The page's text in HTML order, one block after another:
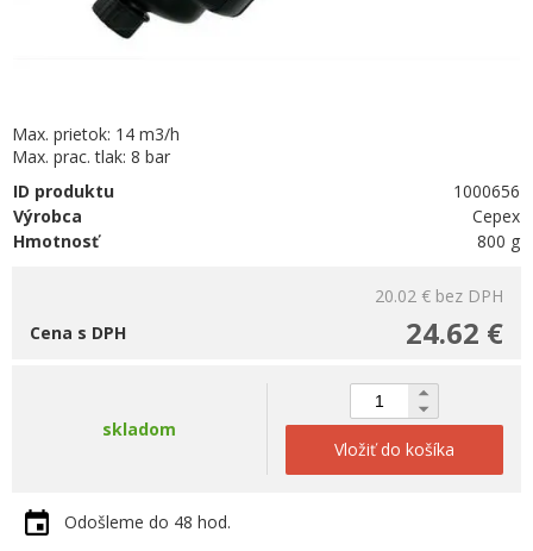
Max. prietok: 14 m3/h
Max. prac. tlak: 8 bar
ID produktu
1000656
Výrobca
Cepex
Hmotnosť
800 g
20.02 € bez DPH
24.62 €
Cena s DPH
skladom
Vložiť do košíka
Odošleme do 48 hod.